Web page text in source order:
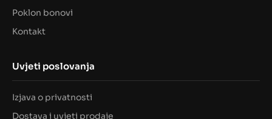
Poklon bonovi
Kontakt
Uvjeti poslovanja
Izjava o privatnosti
Dostava i uvjeti prodaje